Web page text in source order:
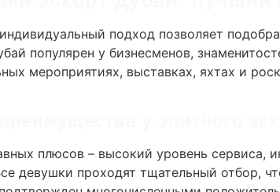
подход позволяет
популярен у бизнесменов,
мероприятиях, выставках, яхтах и
плюсов – высокий уровень сервиса,
девушки проходят тщательный отбор,